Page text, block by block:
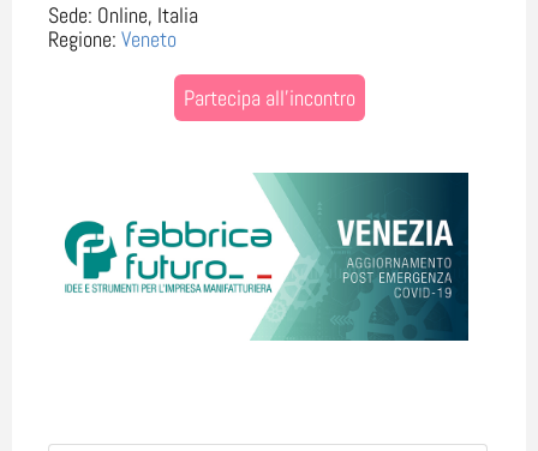
Sede: Online, Italia
Regione: Veneto
Partecipa all'incontro